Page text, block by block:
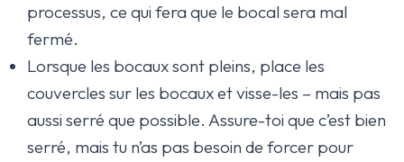
processus, ce qui fera que le bocal sera mal
fermé.
Lorsque les bocaux sont pleins, place les
couvercles sur les bocaux et visse-les – mais pas
aussi serré que possible. Assure-toi que c’est bien
serré, mais tu n’as pas besoin de forcer pour